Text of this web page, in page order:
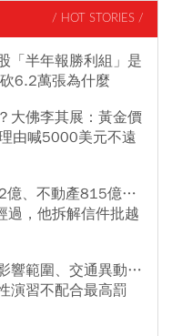
/ HOT STORIES /
「半年報勝利組」是
6.2萬張為什麼
大佛李其展：黃金價
由喊5000美元不遠
億、不動產815億…
過，他拆解信件批越
響範圍、交通異動…
演習不配合最高罰